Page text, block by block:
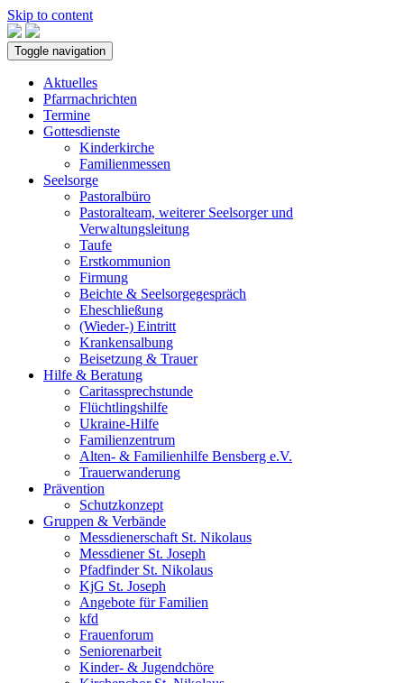
Skip to content
Toggle navigation
Aktuelles
Pfarrnachrichten
Termine
Gottesdienste
Kinderkirche
Familienmessen
Seelsorge
Pastoralbüro
Pastoralteam, weiterer Seelsorger und
Verwaltungsleitung
Taufe
Erstkommunion
Firmung
Beichte & Seelsorgegespräch
Eheschließung
(Wieder-) Eintritt
Krankensalbung
Beisetzung & Trauer
Hilfe & Beratung
Caritassprechstunde
Flüchtlingshilfe
Ukraine-Hilfe
Familienzentrum
Alten- & Familienhilfe Bensberg e.V.
Trauerwanderung
Prävention
Schutzkonzept
Gruppen & Verbände
Messdienerschaft St. Nikolaus
Messdiener St. Joseph
Pfadfinder St. Nikolaus
KjG St. Joseph
Angebote für Familien
kfd
Frauenforum
Seniorenarbeit
Kinder- & Jugendchöre